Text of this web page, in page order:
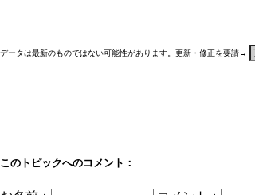
データは最新のものではない可能性があります。更新・修正を要請→
このトピックへのコメント：